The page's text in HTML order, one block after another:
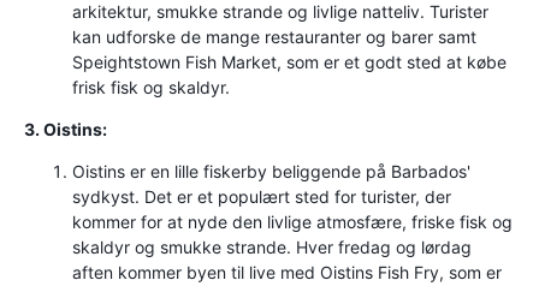
arkitektur, smukke strande og livlige natteliv. Turister
kan udforske de mange restauranter og barer samt
Speightstown Fish Market, som er et godt sted at købe
frisk fisk og skaldyr.
3. Oistins:
Oistins er en lille fiskerby beliggende på Barbados'
sydkyst. Det er et populært sted for turister, der
kommer for at nyde den livlige atmosfære, friske fisk og
skaldyr og smukke strande. Hver fredag ​​og lørdag
aften kommer byen til live med Oistins Fish Fry, som er